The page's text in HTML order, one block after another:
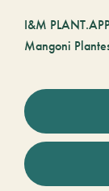
I&M
Mangoni